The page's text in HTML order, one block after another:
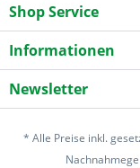
Shop Service
Informationen
Newsletter
* Alle Preise inkl.